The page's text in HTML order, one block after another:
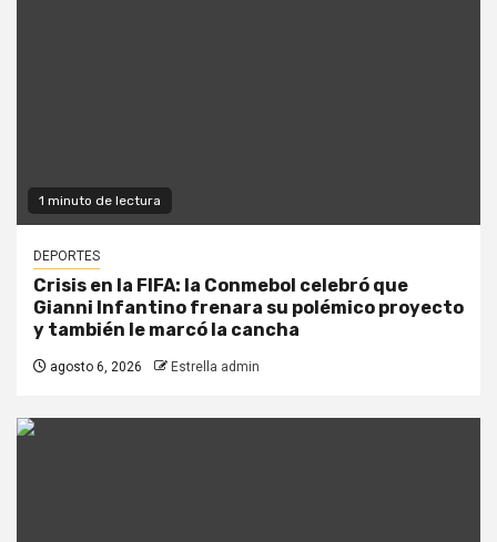
1 minuto de lectura
DEPORTES
Crisis en la FIFA: la Conmebol celebró que
Gianni Infantino frenara su polémico proyecto
y también le marcó la cancha
agosto 6, 2026 Estrella admin